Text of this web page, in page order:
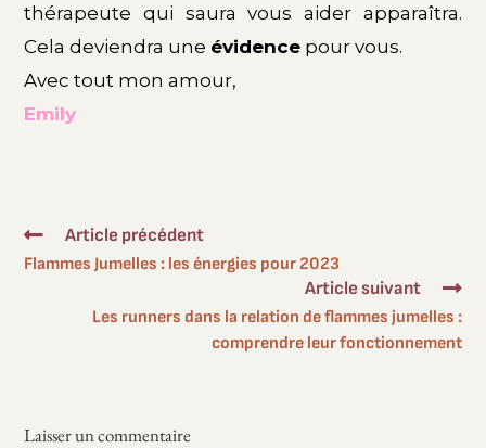
thérapeute qui saura vous aider apparaîtra.
Cela deviendra une évidence pour vous.
Avec tout mon amour,
Emily
Article précédent
Flammes Jumelles : les énergies pour 2023
Article suivant
Les runners dans la relation de flammes jumelles :
comprendre leur fonctionnement
Laisser un commentaire